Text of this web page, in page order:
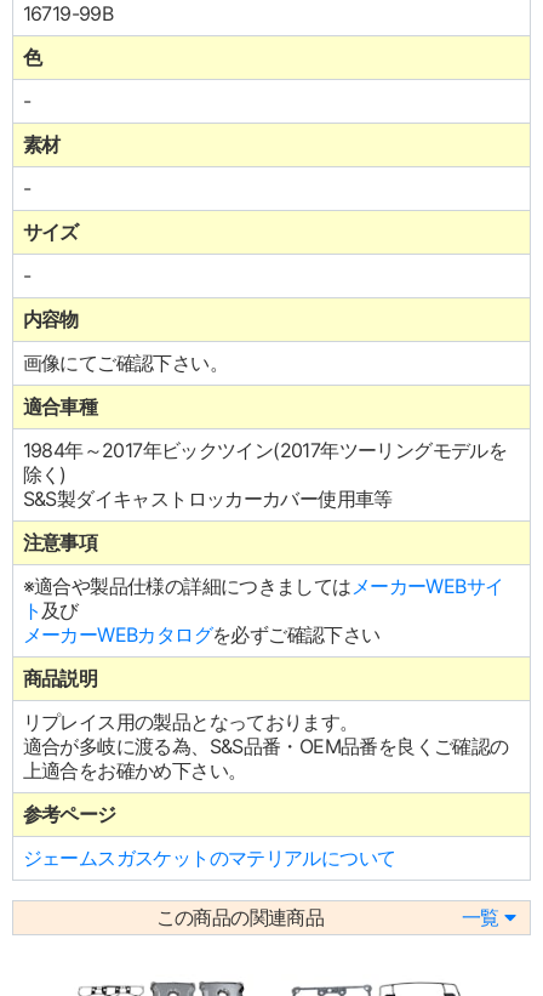
16719-99B
色
-
素材
-
サイズ
-
内容物
画像にてご確認下さい。
適合車種
1984年～2017年ビックツイン(2017年ツーリングモデルを
除く)
S&S製ダイキャストロッカーカバー使用車等
注意事項
※適合や製品仕様の詳細につきましてはメーカーWEBサイ
ト 及び
メーカーWEBカタログを必ずご確認下さい
商品説明
リプレイス用の製品となっております。
適合が多岐に渡る為、S&S品番・OEM品番を良くご確認の
上適合をお確かめ下さい。
参考ページ
ジェームスガスケットのマテリアルについて
この商品の関連商品 一覧